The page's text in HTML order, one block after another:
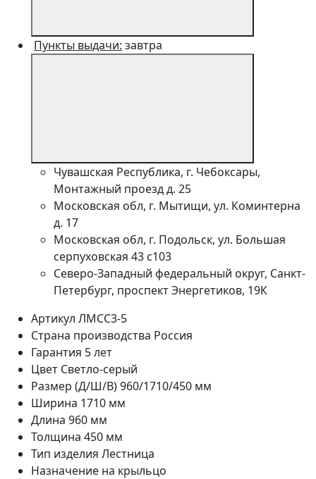
Пункты выдачи: завтра
Чувашская Республика, г. Чебоксары,
Монтажный проезд д. 25
Московская обл, г. Мытищи, ул. Коминтерна
д. 17
Московская обл, г. Подольск, ул. Большая
серпуховская 43 с103
Северо-Западный федеральный округ, Санкт-
Петербург, проспект Энергетиков, 19К
Артикул ЛМСС3-5
Страна производства Россия
Гарантия 5 лет
Цвет Светло-серый
Размер (Д/Ш/В)960/1710/450 мм
Ширина 1710 мм
Длина 960 мм
Толщина 450 мм
Тип изделия Лестница
Назначение на крыльцо